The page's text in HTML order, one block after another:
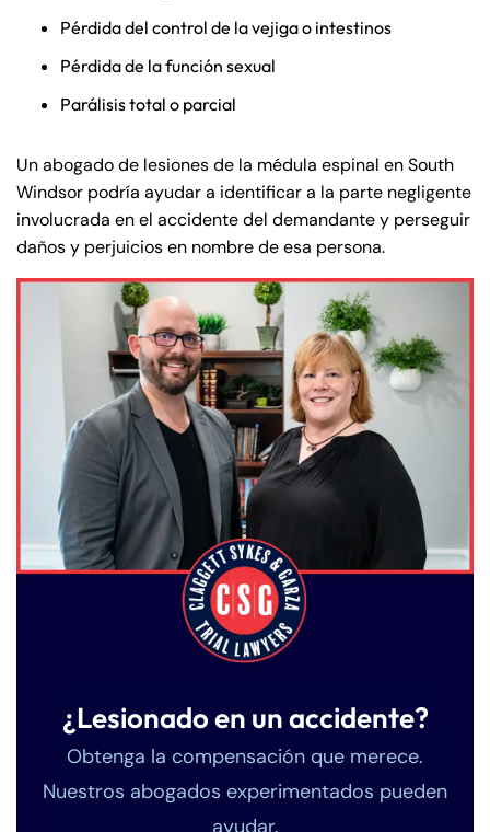
Pérdida del control de la vejiga o intestinos
Pérdida de la función sexual
Parálisis total o parcial
Un abogado de lesiones de la médula espinal en South
Windsor podría ayudar a identificar a la parte negligente
involucrada en el accidente del demandante y perseguir
daños y perjuicios en nombre de esa persona.
¿Lesionado en un accidente?
Obtenga la compensación que merece.
Nuestros abogados experimentados pueden
ayudar.